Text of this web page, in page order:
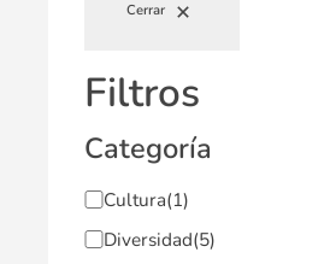
Cerrar
Filtros
Categoría
Cultura(1)
Diversidad(5)